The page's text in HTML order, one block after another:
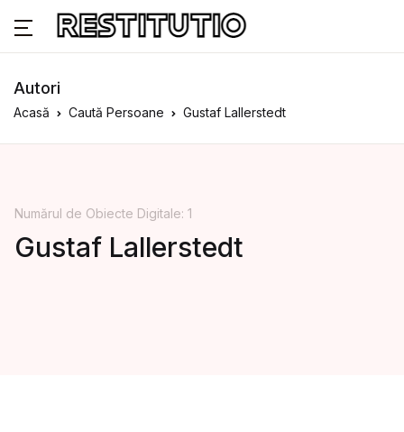
Autori
Acasă Caută Persoane Gustaf Lallerstedt
Numărul de Obiecte Digitale: 1
Gustaf Lallerstedt